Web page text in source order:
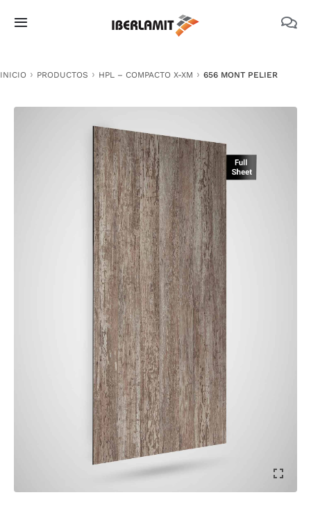
Toggle
NOSOTROS
DOCUMENTACIÓN TÉCNICA
MEDIO AMBIENTE
INICIO PRODUCTOS HPL – COMPACTO X-XM 656 MONT PELIER